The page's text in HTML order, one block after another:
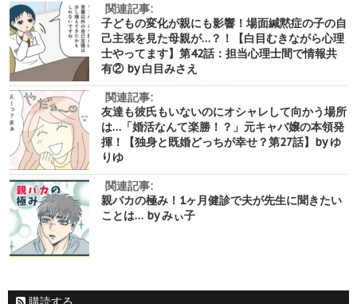
関連記事:
子どもの変化が親にも影響！場面緘黙症の子の自
己主張を見た母親が…？！【白目むきながら心理
士やってます】第42話：担当心理士間で情報共
有② by 白目みさえ
関連記事:
友達も彼氏もいないのにオシャレして向かう場所
は…「婚活なんて楽勝！？」元キャバ嬢の本領発
揮！【独身と既婚どっちが幸せ？第27話】by ゆ
りゆ
関連記事:
親バカの極み！1ヶ月健診で夫が先生に聞きたい
ことは… by みぃ子